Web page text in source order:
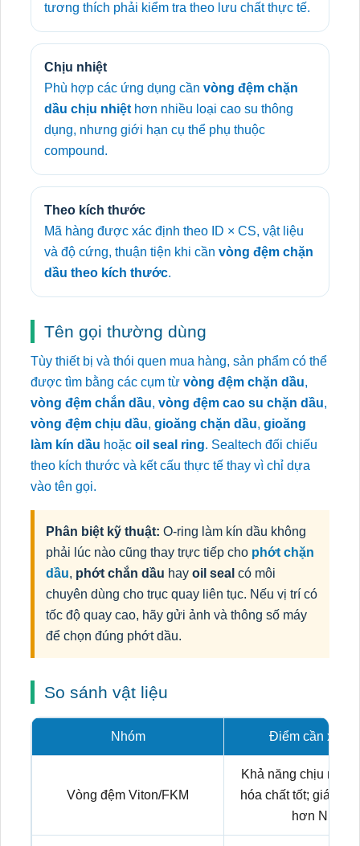
tương thích phải kiểm tra theo lưu chất thực tế.
Chịu nhiệt
Phù hợp các ứng dụng cần vòng đệm chặn
dầu chịu nhiệt hơn nhiều loại cao su thông
dụng, nhưng giới hạn cụ thể phụ thuộc
compound.
Theo kích thước
Mã hàng được xác định theo ID × CS, vật liệu
và độ cứng, thuận tiện khi cần vòng đệm chặn
dầu theo kích thước.
Tên gọi thường dùng
Tùy thiết bị và thói quen mua hàng, sản phẩm có thể
được tìm bằng các cụm từ vòng đệm chặn dầu,
vòng đệm chắn dầu, vòng đệm cao su chặn dầu,
vòng đệm chịu dầu, gioăng chặn dầu, gioăng
làm kín dầu hoặc oil seal ring. Sealtech đối chiếu
theo kích thước và kết cấu thực tế thay vì chỉ dựa
vào tên gọi.
Phân biệt kỹ thuật: O-ring làm kín dầu không
phải lúc nào cũng thay trực tiếp cho phớt chặn
dầu, phớt chắn dầu hay oil seal có môi
chuyên dùng cho trục quay liên tục. Nếu vị trí có
tốc độ quay cao, hãy gửi ảnh và thông số máy
để chọn đúng phớt dầu.
So sánh vật liệu
Nhóm Điểm cần xem
Vòng đệm Viton/FKM
Khả năng chịu
hóa chất tốt; giá
hơn NBR.